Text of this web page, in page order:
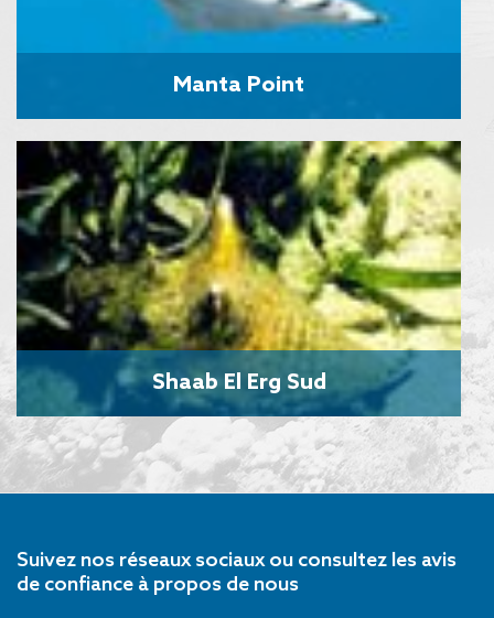
Manta Point
Shaab El Erg Sud
Suivez nos réseaux sociaux ou consultez les avis
de confiance à propos de nous